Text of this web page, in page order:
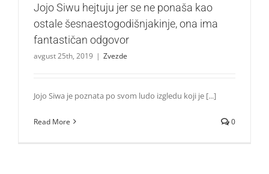
Jojo Siwu hejtuju jer se ne ponaša kao
ostale šesnaestogodišnjakinje, ona ima
fantastičan odgovor
avgust 25th, 2019 | Zvezde
Jojo Siwa je poznata po svom ludo izgledu koji je [...]
Read More 0